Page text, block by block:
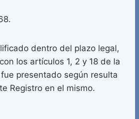
dentro del plazo legal,
los artículos 1, 2 y 18 de la
presentado según resulta
Registro en el mismo.